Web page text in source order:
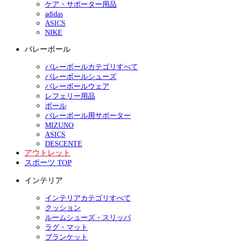
ケア・サポーター用品
adidas
ASICS
NIKE
バレーボール
バレーボールカテゴリすべて
バレーボールシューズ
バレーボールウェア
レフェリー用品
ボール
バレーボール用サポーター
MIZUNO
ASICS
DESCENTE
アウトレット
スポーツ TOP
インテリア
インテリアカテゴリすべて
クッション
ルームシューズ・スリッパ
ラグ・マット
ブランケット